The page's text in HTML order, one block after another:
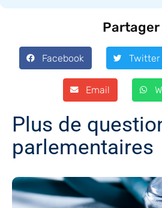
Partager
Facebook Twitter
Email
Plus de
parlementaires